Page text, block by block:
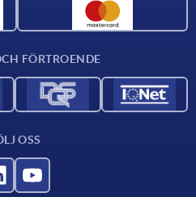
FÖRTROENDE
OSS